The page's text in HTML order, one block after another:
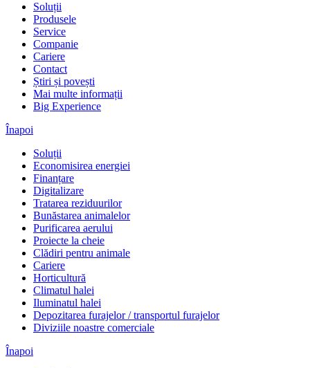
Soluții
Produsele
Service
Companie
Cariere
Contact
Știri și povești
Mai multe informații
Big Experience
Înapoi
Soluții
Economisirea energiei
Finanțare
Digitalizare
Tratarea reziduurilor
Bunăstarea animalelor
Purificarea aerului
Proiecte la cheie
Clădiri pentru animale
Cariere
Horticultură
Climatul halei
Iluminatul halei
Depozitarea furajelor / transportul furajelor
Diviziile noastre comerciale
Înapoi